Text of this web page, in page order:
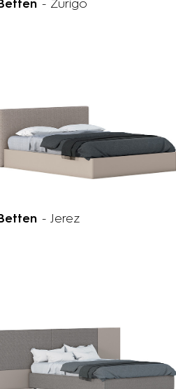
Betten - Zurigo
Betten - Jerez